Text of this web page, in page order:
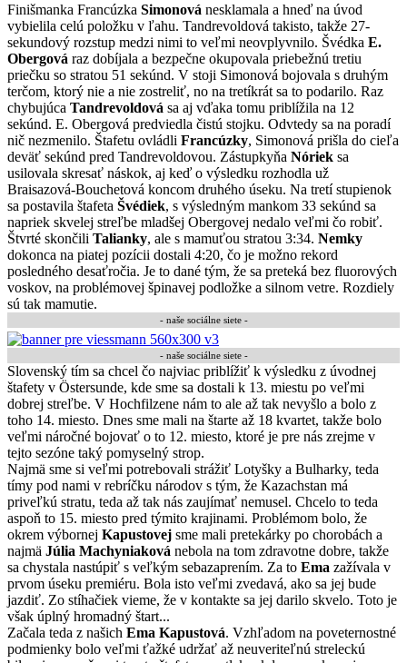
Finišmanka Francúzka Simonová nesklamala a hneď na úvod
vybielila celú položku v ľahu. Tandrevoldová takisto, takže 27-
sekundový rozstup medzi nimi to veľmi neovplyvnilo. Švédka E.
Obergová raz dobíjala a bezpečne okupovala priebežnú tretiu
priečku so stratou 51 sekúnd. V stoji Simonová bojovala s druhým
terčom, ktorý nie a nie zostreliť, no na tretíkrát sa to podarilo. Raz
chybujúca Tandrevoldová sa aj vďaka tomu priblížila na 12
sekúnd. E. Obergová predviedla čistú stojku. Odvtedy sa na poradí
nič nezmenilo. Štafetu ovládli Francúzky, Simonová prišla do cieľa
deväť sekúnd pred Tandrevoldovou. Zástupkyňa Nóriek sa
usilovala skresať náskok, aj keď o výsledku rozhodla už
Braisazová-Bouchetová koncom druhého úseku. Na tretí stupienok
sa postavila štafeta Švédiek, s výsledným mankom 33 sekúnd sa
napriek skvelej streľbe mladšej Obergovej nedalo veľmi čo robiť.
Štvrté skončili Talianky, ale s mamuťou stratou 3:34. Nemky
dokonca na piatej pozícii dostali 4:20, čo je možno rekord
posledného desaťročia. Je to dané tým, že sa preteká bez fluorových
voskov, na problémovej špinavej podložke a silnom vetre. Rozdiely
sú tak mamutie.
- naše sociálne siete -
- naše sociálne siete-
Slovenský tím sa chcel čo najviac priblížiť k výsledku z úvodnej
štafety v Östersunde, kde sme sa dostali k 13. miestu po veľmi
dobrej streľbe. V Hochfilzene nám to ale až tak nevyšlo a bolo z
toho 14. miesto. Dnes sme mali na štarte až 18 kvartet, takže bolo
veľmi náročné bojovať o to 12. miesto, ktoré je pre nás zrejme v
tejto sezóne taký pomyselný strop.
Najmä sme si veľmi potrebovali strážiť Lotyšky a Bulharky, teda
tímy pod nami v rebríčku národov s tým, že Kazachstan má
priveľkú stratu, teda až tak nás zaujímať nemusel. Chcelo to teda
aspoň to 15. miesto pred týmito krajinami. Problémom bolo, že
okrem výbornej Kapustovej sme mali pretekárky po chorobách a
najmä Júlia Machyniaková nebola na tom zdravotne dobre, takže
sa chystala nastúpiť s veľkým sebazaprením. Za to Ema zažívala v
prvom úseku premiéru. Bola isto veľmi zvedavá, ako sa jej bude
jazdiť. Zo stíhačiek vieme, že v kontakte sa jej darilo skvelo. Toto je
však úplný hromadný štart...
Začala teda z našich Ema Kapustová. Vzhľadom na poveternostné
podmienky bolo veľmi ťažké udržať až neuveriteľnú streleckú